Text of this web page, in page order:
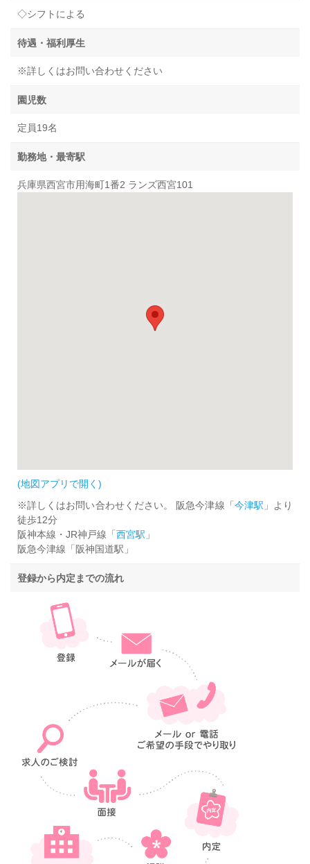
◇シフトによる
待遇・福利厚生
※詳しくはお問い合わせください
園児数
定員19名
勤務地・最寄駅
兵庫県西宮市用海町1番2 ランズ西宮101
(地図アプリで開く)
※詳しくはお問い合わせください。 阪急今津線「 今津駅 」より
徒歩12分
阪神本線・JR神戸線「 西宮駅 」
阪急今津線「阪神国道駅」
登録から内定までの流れ